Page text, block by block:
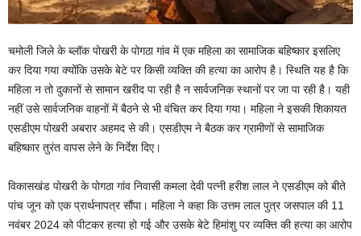
चमोली जिले के ब्लॉक पोखरी के पोगठा गांव में एक महिला का सामाजिक बहिष्कार इसलिए
कर दिया गया क्योंकि उसके बेटे पर किसी व्यक्ति की हत्या का आरोप है। स्थिति यह है कि
महिला न तो दुकानों से सामान खरीद पा रही है न सार्वजनिक स्थानों पर जा पा रही है। यही
नहीं उसे सार्वजनिक वाहनों में बैठने से भी वंचित कर दिया गया। महिला ने इसकी शिकायत
एसडीएम पोखरी अबरार अहमद से की। एसडीएम ने बैठक कर ग्रामीणों से सामाजिक
बहिष्कार तुरंत वापस लेने के निर्देश दिए।
विकासखंड पोखरी के पोगठा गांव निवासी कमला देवी पत्नी हरीश लाल ने एसडीएम को बीते
पांच जून को एक प्रार्थनापत्र सौंपा। महिला ने कहा कि उत्तम लाल पुत्र जसपाल की 11
नवंबर 2024 को पीटकर हत्या हो गई और उसके बेटे हिमांशु पर व्यक्ति की हत्या का आरोप